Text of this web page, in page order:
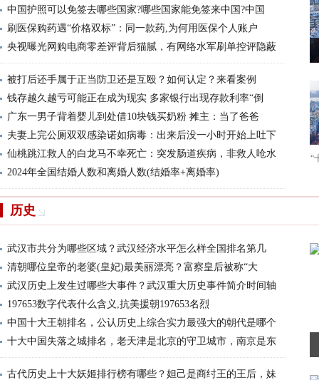
中国护照可以免签去哪些国家?哪些国家能免签来中国?中国
刷医保购药遇“价格双标”：同一款药,为何用医保个人账户
央视曝光网购电商零差评背后猫腻，有网络水军刷单控评隐蔽
被打后还手属于正当防卫还是互殴？如何认定？来看案例
钱存越久越亏可能正在成为现实 多家银行出现存款利率“倒
广东一男子背着婴儿到处借10块钱买奶粉 摊主：当了爸爸
夫妻上完公厕双双感染诺如病毒：出来后没一小时开始上吐下
仙桃跳江救人的白龙马不幸死亡：突发肠道疾病，非救人呛水
2024年全国结婚人数和离婚人数(结婚率+离婚率)
“
历史
武汉市共分为哪些区域？武汉经济水平怎么样全国排名第几
清朝哪位皇帝的老婆(皇妃)最美丽漂亮？富察皇后被称“大
武汉历史上发生过哪些大事件？武汉重大历史事件简介时间轴
197653数字代表什么含义,抗美援朝197653名烈
中国十大王朝排名，公认历史上综合实力最强大的朝代是哪个
十大中国失落之城排名，老天津是北京的守卫城市，南京是东
古代历史上十大妖姬排行榜有哪些？妲己是商纣王的王后，妹